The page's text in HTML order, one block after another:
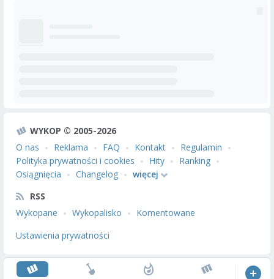
WYKOP © 2005-2026
O nas
Reklama FAQ Kontakt
Regulamin
Polityka prywatności i cookies
Hity
Ranking
Osiągnięcia
Changelog
więcej
RSS
Wykopane
Wykopalisko
Komentowane
Ustawienia prywatności